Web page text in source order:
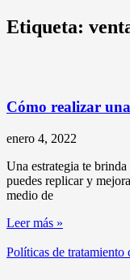
Etiqueta:
Cómo realizar
enero 4, 2022
Una estrategia te
puedes replicar y
medio de
Leer más »
Políticas de tratamiento